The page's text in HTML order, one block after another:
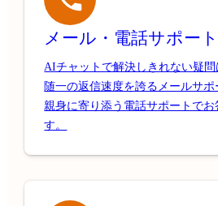
メール・電話サポート
AIチャットで解決しきれない疑問
随一の返信速度を誇るメールサポ
親身に寄り添う電話サポートでお
す。